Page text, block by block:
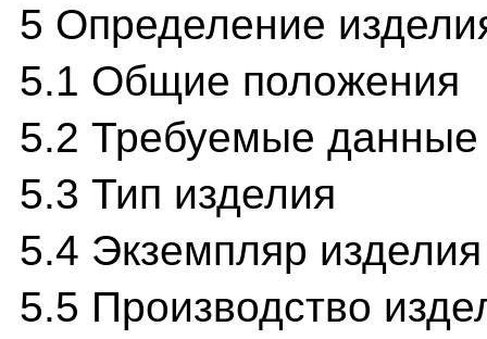
5 Определение
5.1 Общие положения
5.2 Требуемые данные
5.3 Тип изделия
5.4 Экземпляр изделия
5.5 Производство